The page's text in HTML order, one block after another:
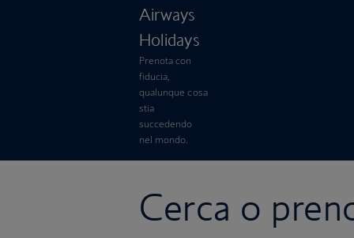
Airways
Holidays
Prenota con
fiducia,
qualunque cosa
stia
succedendo
nel mondo.
Cerca o